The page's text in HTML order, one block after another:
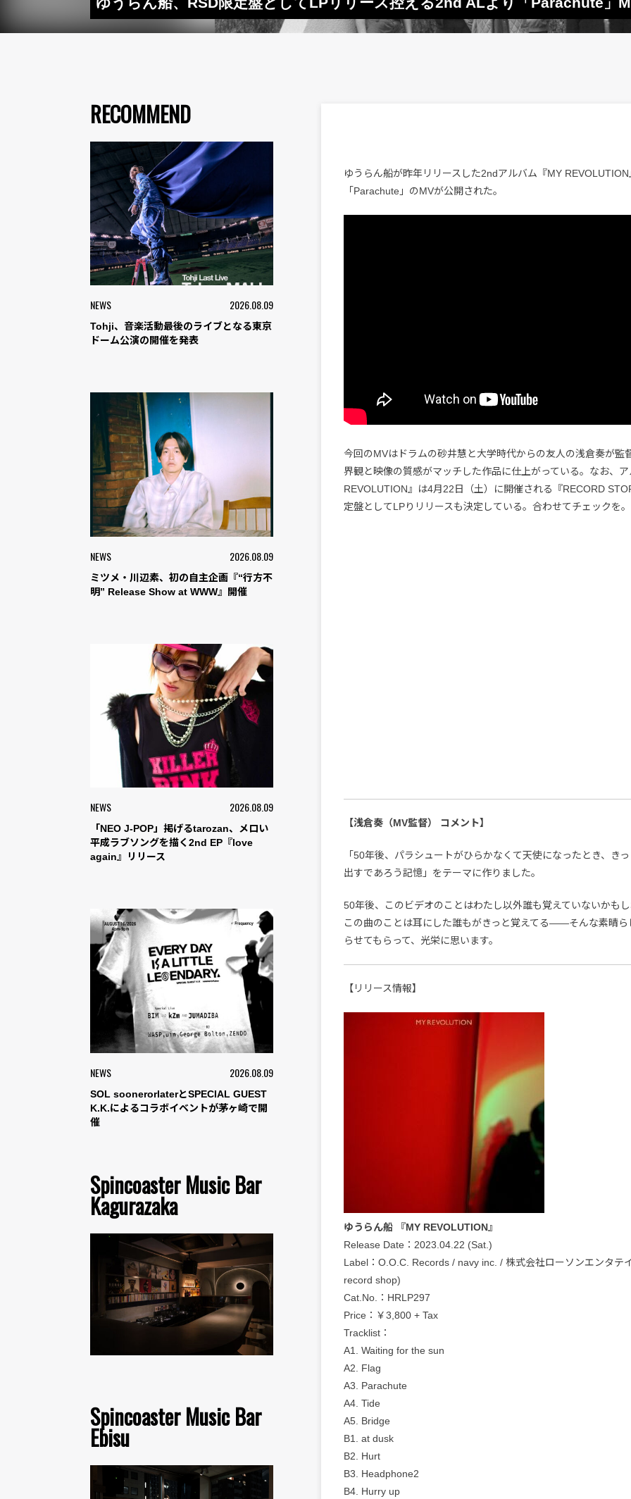
RECOMMEND
NEWS 2026.08.09
Tohji、音楽活動最後のライブとなる東京
ドーム公演の開催を発表
NEWS 2026.08.09
ミツメ・川辺素、初の自主企画『“行方不
明” Release Show at WWW』開催
NEWS 2026.08.09
「NEO J-POP」掲げるtarozan、メロい
平成ラブソングを描く2nd EP『love
again』リリース
NEWS 2026.08.09
SOL soonerorlaterとSPECIAL GUEST
K.K.によるコラボイベントが茅ヶ崎で開
催
Spincoaster Music Bar
Kagurazaka
Spincoaster Music Bar
Ebisu
ゆうらん船が昨年リリースした2ndアルバム『MY REVOLUTION
「Parachute」のMVが公開された。
今回のMVはドラムの砂井慧と大学時代からの友人の浅倉奏が監
界観と映像の質感がマッチした作品に仕上がっている。なお、
REVOLUTION』は4⽉22日（土）に開催される『RECORD
定盤としてLPりリリースも決定している。合わせてチェックを。
【浅倉奏（MV監督） コメント】
「50年後、パラシュートがひらかなくて天使になったとき、き
出すであろう記憶」をテーマに作りました。
50年後、このビデオのことはわたし以外誰も覚えていないかもし
この曲のことは耳にした誰もがきっと覚えてる――そんな素晴ら
らせてもらって、光栄に思います。
【リリース情報】
ゆうらん船 『MY REVOLUTION』
Release Date：2023.04.22 (Sat.)
Label：O.O.C. Records / navy inc. / 株式会社ローソンエンタテ
record shop)
Cat.No.：HRLP297
Price：￥3,800 + Tax
Tracklist：
A1. Waiting for the sun
A2. Flag
A3. Parachute
A4. Tide
A5. Bridge
B1. at dusk
B2. Hurt
B3. Headphone2
B4. Hurry up